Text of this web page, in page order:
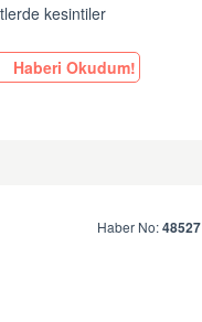
kesintiler
Haberi Okudum!
Haber No:48527